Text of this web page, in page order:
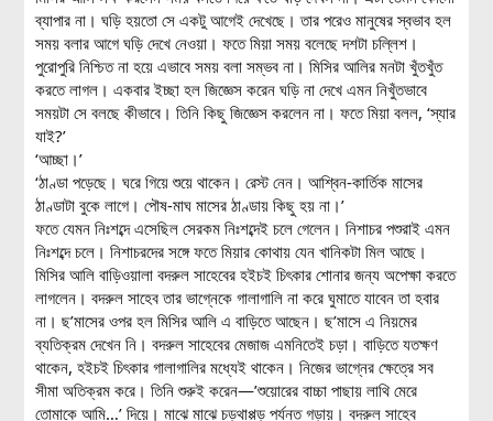
ব্যাপার না। ঘড়ি হয়তো সে একটু আগেই দেখেছে। তার পরেও মানুষের স্বভাব হল
সময় বলার আগে ঘড়ি দেখে নেওয়া। ফতে মিয়া সময় বলেছে দশটা চল্লিশ।
পুরোপুরি নিশ্চিত না হয়ে এভাবে সময় বলা সম্ভব না। মিসির আলির মনটা খুঁতখুঁত
করতে লাগল। একবার ইচ্ছা হল জিজ্ঞেস করেন ঘড়ি না দেখে এমন নিখুঁতভাবে
সময়টা সে বলছে কীভাবে। তিনি কিছু জিজ্ঞেস করলেন না। ফতে মিয়া বলল, ‘স্যার
যাই?’
‘আচ্ছা।’
‘ঠাণ্ডা পড়েছে। ঘরে গিয়ে শুয়ে থাকেন। রেস্ট নেন। আশ্বিন-কার্তিক মাসের
ঠাণ্ডাটা বুকে লাগে। পৌষ-মাঘ মাসের ঠাণ্ডায় কিছু হয় না।’
ফতে যেমন নিঃশব্দে এসেছিল সেরকম নিঃশব্দেই চলে গেলেন। নিশাচর পশুরাই এমন
নিঃশব্দে চলে। নিশাচরদের সঙ্গে ফতে মিয়ার কোথায় যেন খানিকটা মিল আছে।
মিসির আলি বাড়িওয়ালা বদরুল সাহেবের হইচই চিৎকার শোনার জন্য অপেক্ষা করতে
লাগলেন। বদরুল সাহেব তার ভাগ্নেকে গালাগালি না করে ঘুমাতে যাবেন তা হবার
না। ছ’মাসের ওপর হল মিসির আলি এ বাড়িতে আছেন। ছ’মাসে এ নিয়মের
ব্যতিক্রম দেখেন নি। বদরুল সাহেবের মেজাজ এমনিতেই চড়া। বাড়িতে যতক্ষণ
থাকেন, হইচই চিৎকার গালাগালির মধ্যেই থাকেন। নিজের ভাগ্নের ক্ষেত্রে সব
সীমা অতিক্রম করে। তিনি শুরুই করেন—’শুয়োরের বাচ্চা পাছায় লাথি মেরে
তোমাকে আমি…’ দিয়ে। মাঝে মাঝে চড়থাপ্পড় পর্যন্ত গড়ায়। বদরুল সাহেব